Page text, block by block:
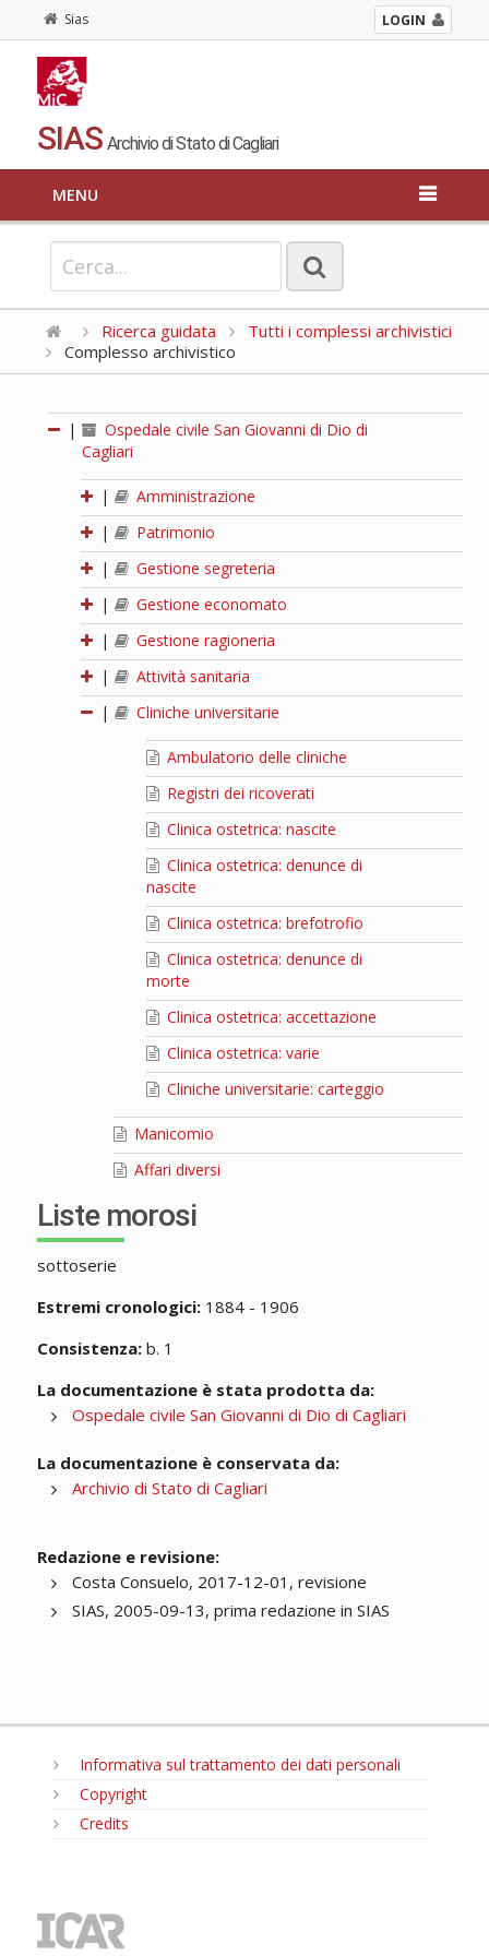
Sias LOGIN
SIAS Archivio di Stato di Cagliari
MENU
Ricerca guidata
Tutti i complessi archivistici
Complesso archivistico
|
Ospedale civile San Giovanni di Dio di
Cagliari
|
Amministrazione
|
Patrimonio
|
Gestione segreteria
|
Gestione economato
|
Gestione ragioneria
|
Attività sanitaria
|
Cliniche universitarie
Ambulatorio delle cliniche
Registri dei ricoverati
Clinica ostetrica: nascite
Clinica ostetrica: denunce di
nascite
Clinica ostetrica: brefotrofio
Clinica ostetrica: denunce di
morte
Clinica ostetrica: accettazione
Clinica ostetrica: varie
Cliniche universitarie: carteggio
Manicomio
Affari diversi
Liste morosi
sottoserie
Estremi cronologici:1884 - 1906
Consistenza:b. 1
La documentazione è stata prodotta da:
Ospedale civile San Giovanni di Dio di Cagliari
La documentazione è conservata da:
Archivio di Stato di Cagliari
Redazione e revisione:
Costa Consuelo, 2017-12-01, revisione
SIAS, 2005-09-13, prima redazione in SIAS
Informativa sul trattamento dei dati personali
Copyright
Credits